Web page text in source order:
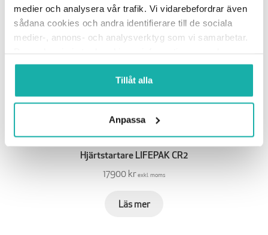
medier och analysera vår trafik. Vi vidarebefordrar även
sådana cookies och andra identifierare till de sociala
medier-, annons- och analysverktyg som vi samarbetar.
information som du har tillhandahållit eller som de har
samlat in när du har använt deras tjänster.
Tillåt alla
Anpassa
Hjärtstartare LIFEPAK CR2
17900 krexkl. moms
Läs mer